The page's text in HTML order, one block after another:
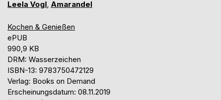
Leela Vogl, Amarandel
Kochen & Genießen
ePUB
990,9 KB
DRM: Wasserzeichen
ISBN-13: 9783750472129
Verlag: Books on Demand
Erscheinungsdatum: 08.11.2019